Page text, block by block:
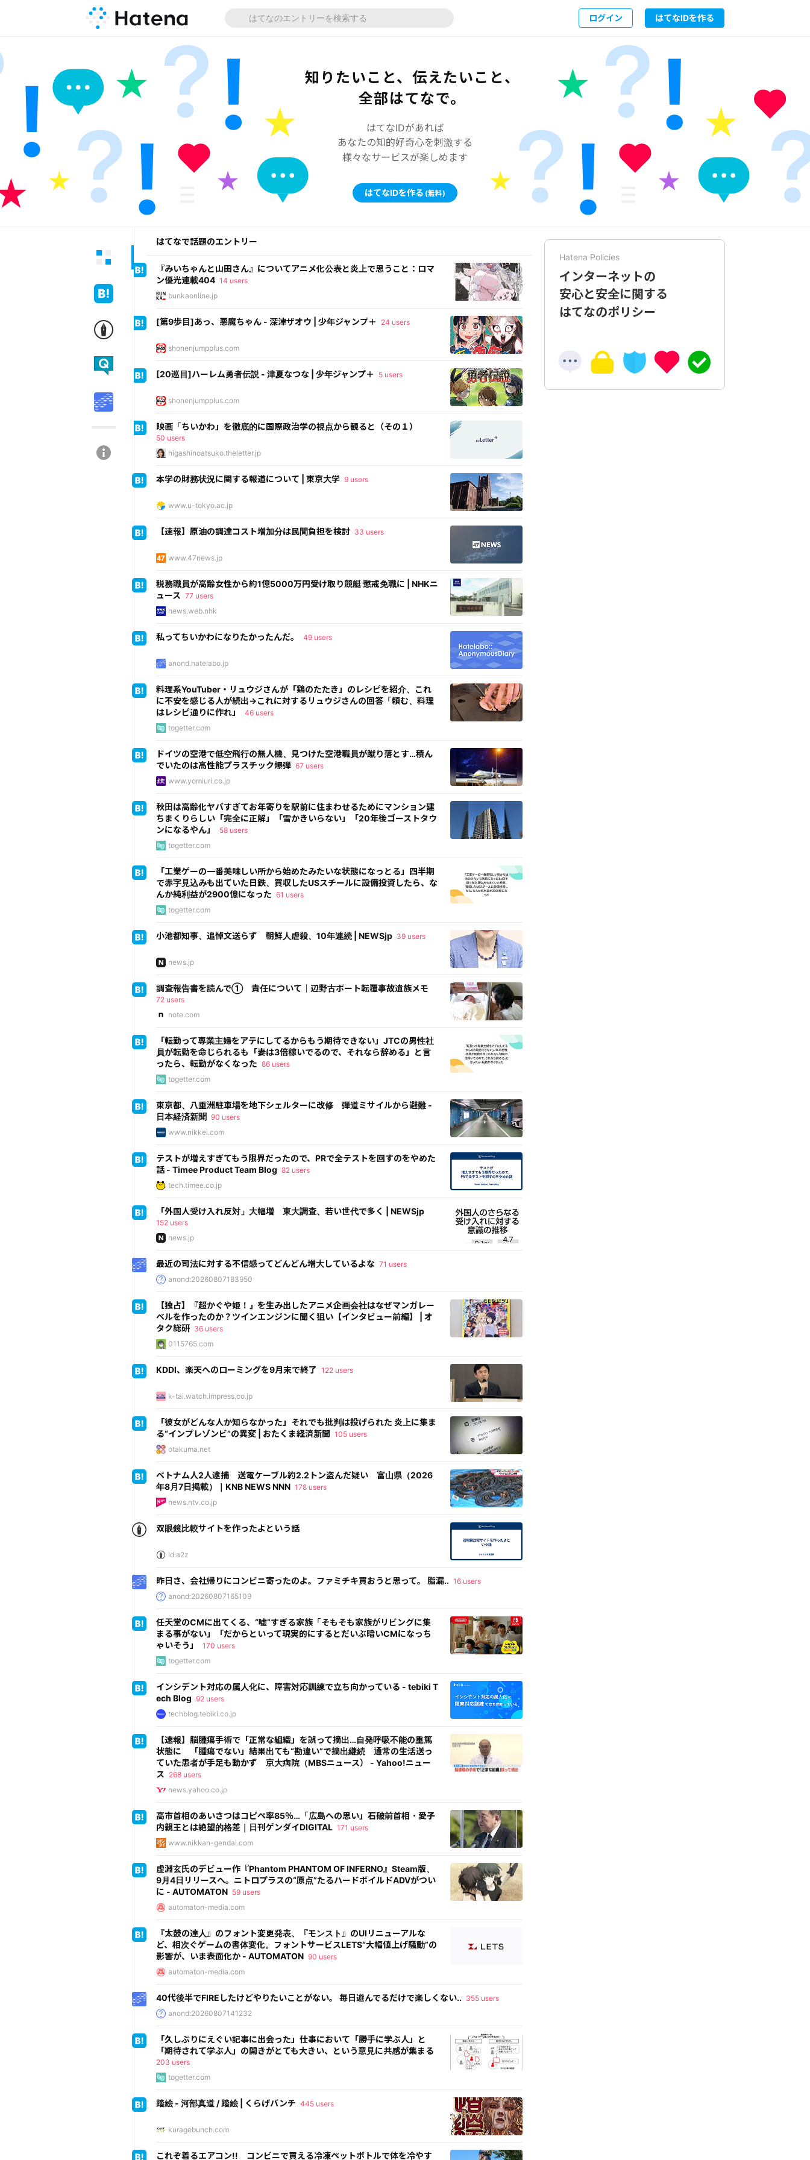
ログイン はてなIDを作る
知りたいこと、伝えたいこと、
全部はてなで。
はてなIDがあれば
あなたの知的好奇心を刺激する
様々なサービスが楽しめます
はてなIDを作る (無料)
はてなで話題のエントリー
『みいちゃんと山田さん』についてアニメ化公表と炎上で思うこと：ロマ
ン優光連載404 14 users
bunkaonline.jp
[第9歩目]あっ、悪魔ちゃん - 深津ザオウ | 少年ジャンプ＋ 24 users
shonenjumpplus.com
[20巡目]ハーレム勇者伝説 - 津夏なつな | 少年ジャンプ＋ 5 users
shonenjumpplus.com
映画「ちいかわ」を徹底的に国際政治学の視点から観ると（その１）
50 users
higashinoatsuko.theletter.jp
本学の財務状況に関する報道について | 東京大学 9 users
www.u-tokyo.ac.jp
【速報】原油の調達コスト増加分は民間負担を検討 33 users
www.47news.jp
税務職員が高齢女性から約1億5000万円受け取り競艇 懲戒免職に | NHKニ
ュース 77 users
news.web.nhk
私ってちいかわになりたかったんだ。 49 users
anond.hatelabo.jp
料理系YouTuber・リュウジさんが「鶏のたたき」のレシピを紹介、これ
に不安を感じる人が続出→これに対するリュウジさんの回答「頼む、料理
はレシピ通りに作れ」
46 users
togetter.com
ドイツの空港で低空飛行の無人機、見つけた空港職員が蹴り落とす…積ん
でいたのは高性能プラスチック爆弾 67 users
www.yomiuri.co.jp
秋田は高齢化ヤバすぎてお年寄りを駅前に住まわせるためにマンション建
ちまくりらしい「完全に正解」「雪かきいらない」「20年後ゴーストタウ
ンになるやん」
58 users
togetter.com
「工業ゲーの一番美味しい所から始めたみたいな状態になっとる」四半期
で赤字見込みも出ていた日鉄、買収したUSスチールに設備投資したら、な
んか純利益が2900億になった 61 users
togetter.com
小池都知事、追悼文送らず 朝鮮人虐殺、10年連続 | NEWSjp 39 users
news.jp
調査報告書を読んで① 責任について｜辺野古ボート転覆事故遺族メモ
72 users
note.com
「転勤って専業主婦をアテにしてるからもう期待できない」JTCの男性社
員が転勤を命じられるも「妻は3倍稼いでるので、それなら辞める」と言
ったら、転勤がなくなった 86 users
togetter.com
東京都、八重洲駐車場を地下シェルターに改修 弾道ミサイルから避難 -
日本経済新聞 90 users
www.nikkei.com
テストが増えすぎてもう限界だったので、PRで全テストを回すのをやめた
話 - Timee Product Team Blog 82 users
tech.timee.co.jp
「外国人受け入れ反対」大幅増 東大調査、若い世代で多く | NEWSjp
152 users
news.jp
最近の司法に対する不信感ってどんどん増大しているよな 71 users
anond:20260807183950
【独占】『超かぐや姫！』を生み出したアニメ企画会社はなぜマンガレー
ベルを作ったのか？ツインエンジンに聞く狙い【インタビュー前編】 | オ
タク総研 36 users
0115765.com
KDDI、楽天へのローミングを9月末で終了 122 users
k-tai.watch.impress.co.jp
「彼女がどんな人か知らなかった」それでも批判は投げられた 炎上に集ま
る“インプレゾンビ”の異変 | おたくま経済新聞 105 users
otakuma.net
ベトナム人2人逮捕 送電ケーブル約2.2トン盗んだ疑い 富山県（2026
年8月7日掲載）｜KNB NEWS NNN 178 users
news.ntv.co.jp
双眼鏡比較サイトを作ったよという話
id:a2z
昨日さ、会社帰りにコンビニ寄ったのよ。ファミチキ買おうと思って。 脂漏.. 16 users
anond:20260807165109
任天堂のCMに出てくる、“嘘”すぎる家族「そもそも家族がリビングに集
まる事がない」「だからといって現実的にするとだいぶ暗いCMになっち
ゃいそう」
170 users
togetter.com
インシデント対応の属人化に、障害対応訓練で立ち向かっている - tebiki T
ech Blog 92 users
techblog.tebiki.co.jp
【速報】脳腫瘍手術で「正常な組織」を誤って摘出…自発呼吸不能の重篤
状態に 「腫瘍でない」結果出ても“勘違い”で摘出継続 通常の生活送っ
ていた患者が手足も動かず 京大病院（MBSニュース） - Yahoo!ニュー
ス 268 users
news.yahoo.co.jp
高市首相のあいさつはコピペ率85％…「広島への思い」石破前首相・愛子
内親王とは絶望的格差｜日刊ゲンダイDIGITAL 171 users
www.nikkan-gendai.com
虚淵玄氏のデビュー作『Phantom PHANTOM OF INFERNO』Steam版、
9月4日リリースへ。ニトロプラスの“原点”たるハードボイルドADVがつい
に - AUTOMATON 59 users
automaton-media.com
『太鼓の達人』のフォント変更発表、『モンスト』のUIリニューアルな
ど、相次ぐゲームの書体変化。フォントサービスLETS“大幅値上げ騒動”の
影響が、いま表面化か - AUTOMATON 90 users
automaton-media.com
40代後半でFIREしたけどやりたいことがない。 毎日遊んでるだけで楽しくない.. 355 users
anond:20260807141232
「久しぶりにえぐい記事に出会った」仕事において「勝手に学ぶ人」と
「期待されて学ぶ人」の開きがとても大きい、という意見に共感が集まる
203 users
togetter.com
踏絵 - 河部真道 / 踏絵 | くらげバンチ 445 users
kuragebunch.com
これぞ着るエアコン!! コンビニで買える冷凍ペットボトルで体を冷やす
Hatena Policies
インターネットの
安心と安全に関する
はてなのポリシー